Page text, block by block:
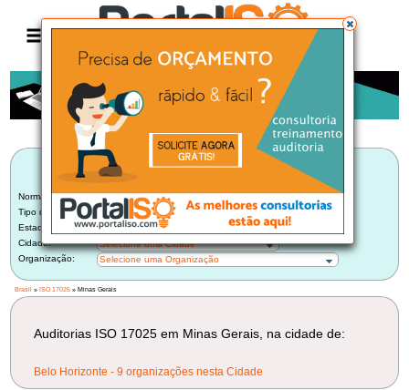
LISTA BRASILEIRA DE AUDITORIAS
Norma:
ISO 17025
Tipo de Auditoria:
Selecione um Tipo
Estado:
Minas Gerais (9)
Cidade:
Selecione uma Cidade
Organização:
Selecione uma Organização
Brasil »ISO 17025 » Minas Gerais
Auditorias ISO 17025 em Minas Gerais, na cidade de:
Belo Horizonte - 9 organizações nesta Cidade